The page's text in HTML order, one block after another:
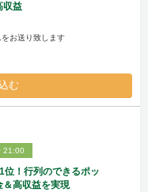
収益
お送り致します
む
21:00
位！行列のできるポッ
＆高収益を実現